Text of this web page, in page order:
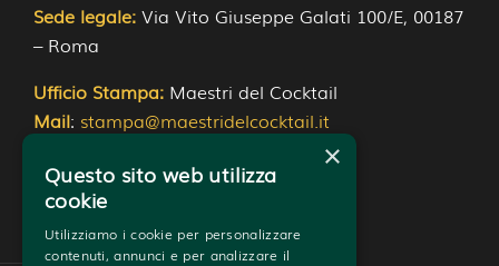
Sede legale: Via Vito Giuseppe Galati 100/E, 00187
– Roma
Ufficio Stampa: Maestri del Cocktail
Mail: stampa@maestridelcocktail.it
Trasparenza e Pubblicità
×
Questo sito web utilizza
cookie
Utilizziamo i cookie per personalizzare
contenuti, annunci e per analizzare il